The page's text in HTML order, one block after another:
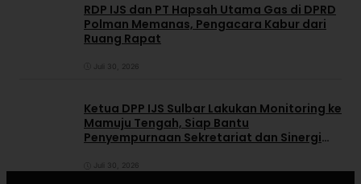
RDP IJS dan PT Hapsah Utama Gas di DPRD
Polman Memanas, Pengacara Kabur dari
Ruang Rapat
Juli 30, 2026
Ketua DPP IJS Sulbar Lakukan Monitoring ke
Mamuju Tengah, Siap Bantu
Penyempurnaan Sekretariat dan Sinergi
Juli 30, 2026